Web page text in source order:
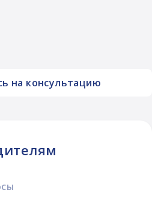
на консультацию